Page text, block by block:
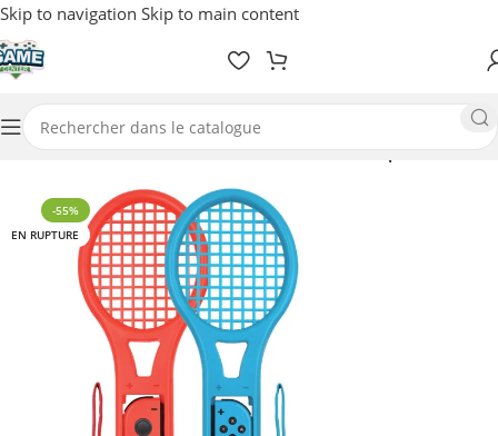
Skip to navigation Skip to main content
Accueil/ Nintendo/ Accessoires/ Protection / Grip / Pochette
-55%
EN RUPTURE